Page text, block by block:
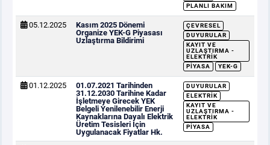
PLANLI BAKIM
05.12.2025
Kasım 2025 Dönemi
Organize YEK-G Piyasası
Uzlaştırma Bildirimi
ÇEVRESEL
DUYURULAR
KAYIT VE
UZLAŞTIRMA -
ELEKTRIK
PIYASA
YEK-G
01.12.2025
01.07.2021 Tarihinden
31.12.2030 Tarihine Kadar
İşletmeye Girecek YEK
Belgeli Yenilenebilir Enerji
Kaynaklarına Dayalı Elektrik
Üretim Tesisleri İçin
Uygulanacak Fiyatlar Hk.
DUYURULAR
ELEKTRIK
KAYIT VE
UZLAŞTIRMA -
ELEKTRIK
PIYASA